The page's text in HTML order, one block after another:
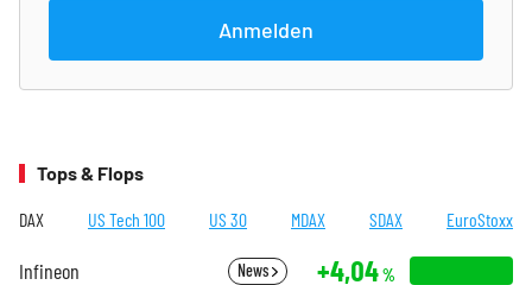
Anmelden
Tops & Flops
DAX US Tech 100 US 30 MDAX SDAX EuroStoxx
Infineon News +4,04%